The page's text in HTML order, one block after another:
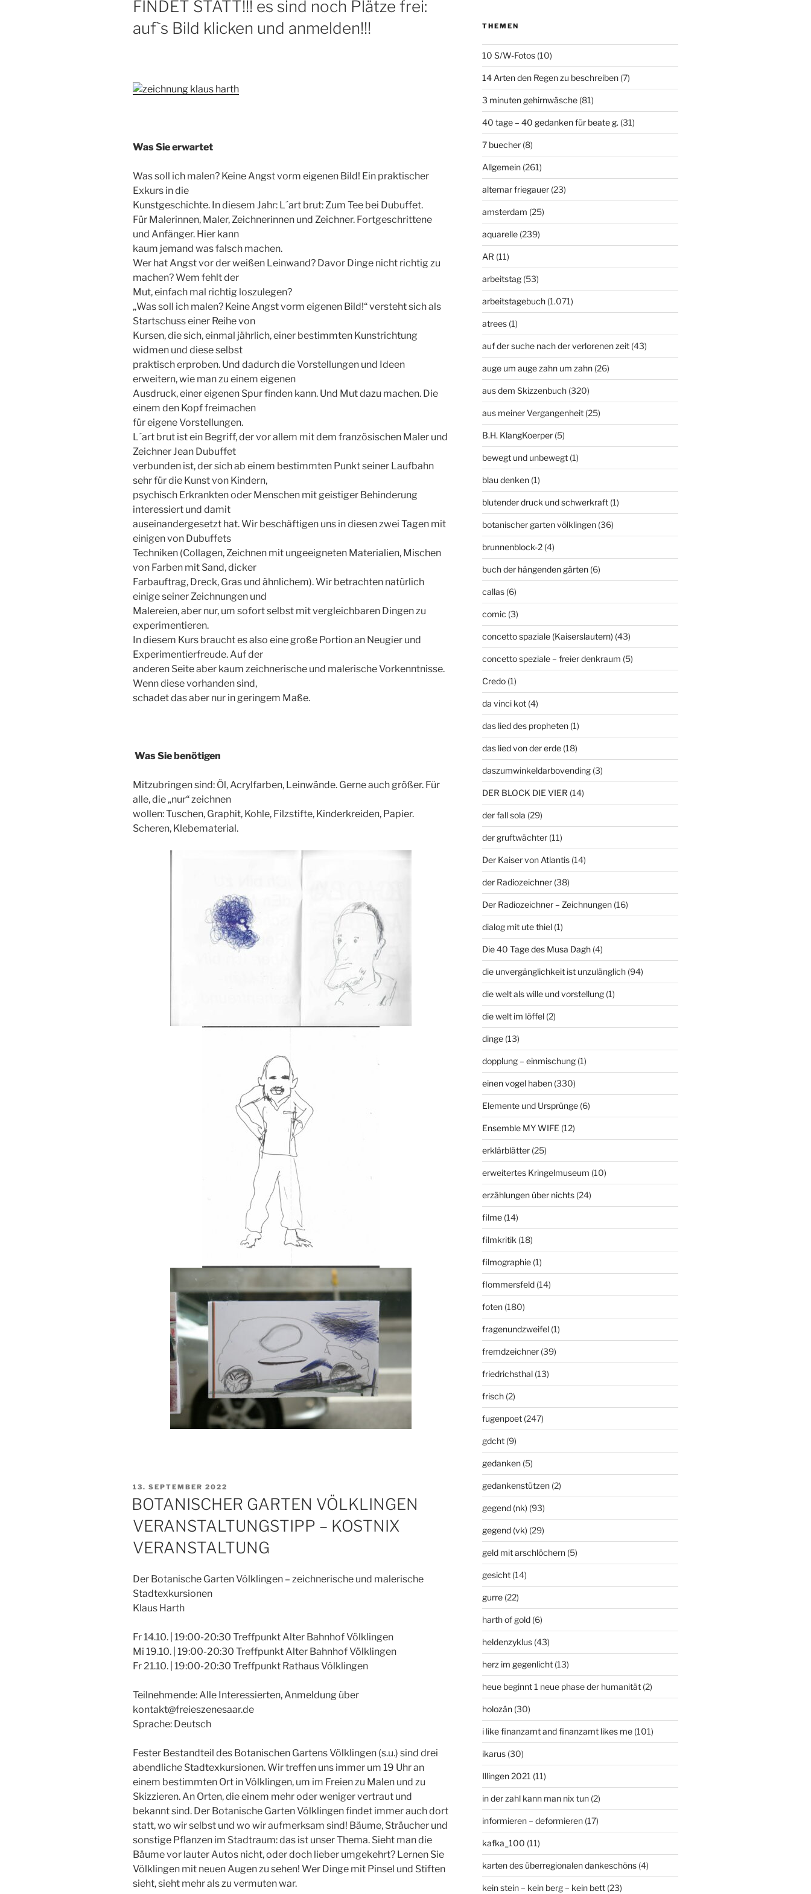
FINDET STATT!!! es sind noch Plätze frei:
auf`s Bild klicken und anmelden!!!
Was Sie erwartet
Was soll ich malen? Keine Angst vorm eigenen Bild! Ein praktischer
Exkurs in die
Kunstgeschichte. In diesem Jahr: L´art brut: Zum Tee bei Dubuffet.
Für Malerinnen, Maler, Zeichnerinnen und Zeichner. Fortgeschrittene
und Anfänger. Hier kann
kaum jemand was falsch machen.
Wer hat Angst vor der weißen Leinwand? Davor Dinge nicht richtig zu
machen? Wem fehlt der
Mut, einfach mal richtig loszulegen?
„Was soll ich malen? Keine Angst vorm eigenen Bild!“ versteht sich als
Startschuss einer Reihe von
Kursen, die sich, einmal jährlich, einer bestimmten Kunstrichtung
widmen und diese selbst
praktisch erproben. Und dadurch die Vorstellungen und Ideen
erweitern, wie man zu einem eigenen
Ausdruck, einer eigenen Spur finden kann. Und Mut dazu machen. Die
einem den Kopf freimachen
für eigene Vorstellungen.
L´art brut ist ein Begriff, der vor allem mit dem französischen Maler und
Zeichner Jean Dubuffet
verbunden ist, der sich ab einem bestimmten Punkt seiner Laufbahn
sehr für die Kunst von Kindern,
psychisch Erkrankten oder Menschen mit geistiger Behinderung
interessiert und damit
auseinandergesetzt hat. Wir beschäftigen uns in diesen zwei Tagen mit
einigen von Dubuffets
Techniken (Collagen, Zeichnen mit ungeeigneten Materialien, Mischen
von Farben mit Sand, dicker
Farbauftrag, Dreck, Gras und ähnlichem). Wir betrachten natürlich
einige seiner Zeichnungen und
Malereien, aber nur, um sofort selbst mit vergleichbaren Dingen zu
experimentieren.
In diesem Kurs braucht es also eine große Portion an Neugier und
Experimentierfreude. Auf der
anderen Seite aber kaum zeichnerische und malerische Vorkenntnisse.
Wenn diese vorhanden sind,
schadet das aber nur in geringem Maße.
Was Sie benötigen
Mitzubringen sind: Öl, Acrylfarben, Leinwände. Gerne auch größer. Für
alle, die „nur“ zeichnen
wollen: Tuschen, Graphit, Kohle, Filzstifte, Kinderkreiden, Papier.
Scheren, Klebematerial.
VERÖFFENTLICHT
AM
13. SEPTEMBER 2022
BOTANISCHER GARTEN VÖLKLINGEN
VERANSTALTUNGSTIPP – KOSTNIX
VERANSTALTUNG
Der Botanische Garten Völklingen – zeichnerische und malerische
Stadtexkursionen
Klaus Harth
Fr 14.10. | 19:00-20:30 Treffpunkt Alter Bahnhof Völklingen
Mi 19.10. | 19:00-20:30 Treffpunkt Alter Bahnhof Völklingen
Fr 21.10. | 19:00-20:30 Treffpunkt Rathaus Völklingen
Teilnehmende: Alle Interessierten, Anmeldung über
kontakt@freieszenesaar.de
Sprache: Deutsch
Fester Bestandteil des Botanischen Gartens Völklingen (s.u.) sind drei
abendliche Stadtexkursionen. Wir treffen uns immer um 19 Uhr an
einem bestimmten Ort in Völklingen, um im Freien zu Malen und zu
Skizzieren. An Orten, die einem mehr oder weniger vertraut und
bekannt sind. Der Botanische Garten Völklingen findet immer auch dort
statt, wo wir selbst und wo wir aufmerksam sind! Bäume, Sträucher und
sonstige Pflanzen im Stadtraum: das ist unser Thema. Sieht man die
Bäume vor lauter Autos nicht, oder doch lieber umgekehrt? Lernen Sie
Völklingen mit neuen Augen zu sehen! Wer Dinge mit Pinsel und Stiften
sieht, sieht mehr als zu vermuten war.
THEMEN
10 S/W-Fotos(10)
14 Arten den Regen zu beschreiben(7)
3 minuten gehirnwäsche(81)
40 tage – 40 gedanken für beate g. (31)
7 buecher(8)
Allgemein(261)
altemar friegauer(23)
amsterdam (25)
aquarelle(239)
AR (11)
arbeitstag(53)
arbeitstagebuch(1.071)
atrees(1)
auf der suche nach der verlorenen zeit(43)
auge um auge zahn um zahn(26)
aus dem Skizzenbuch(320)
aus meiner Vergangenheit(25)
B.H. KlangKoerper(5)
bewegt und unbewegt(1)
blau denken(1)
blutender druck und schwerkraft(1)
botanischer garten völklingen(36)
brunnenblock-2(4)
buch der hängenden gärten(6)
callas(6)
comic (3)
concetto spaziale (Kaiserslautern) (43)
concetto speziale – freier denkraum (5)
Credo(1)
da vinci kot(4)
das lied des propheten(1)
das lied von der erde(18)
daszumwinkeldarbovending(3)
DER BLOCK DIE VIER (14)
der fall sola (29)
der gruftwächter(11)
Der Kaiser von Atlantis(14)
der Radiozeichner(38)
Der Radiozeichner – Zeichnungen(16)
dialog mit ute thiel(1)
Die 40 Tage des Musa Dagh(4)
die unvergänglichkeit ist unzulänglich(94)
die welt als wille und vorstellung(1)
die welt im löffel(2)
dinge(13)
dopplung – einmischung(1)
einen vogel haben(330)
Elemente und Ursprünge(6)
Ensemble MY WIFE (12)
erklärblätter(25)
erweitertes Kringelmuseum (10)
erzählungen über nichts(24)
filme(14)
filmkritik (18)
filmographie(1)
flommersfeld(14)
foten(180)
fragenundzweifel(1)
fremdzeichner(39)
friedrichsthal(13)
frisch(2)
fugenpoet(247)
gdcht(9)
gedanken(5)
gedankenstützen(2)
gegend (nk) (93)
gegend (vk) (29)
geld mit arschlöchern(5)
gesicht(14)
gurre(22)
harth of gold(6)
heldenzyklus(43)
herz im gegenlicht(13)
heue beginnt 1 neue phase der humanität(2)
holozän(30)
i like finanzamt and finanzamt likes me(101)
ikarus(30)
Illingen 2021 (11)
in der zahl kann man nix tun(2)
informieren – deformieren(17)
kafka_100 (11)
karten des überregionalen dankeschöns(4)
kein stein – kein berg – kein bett(23)